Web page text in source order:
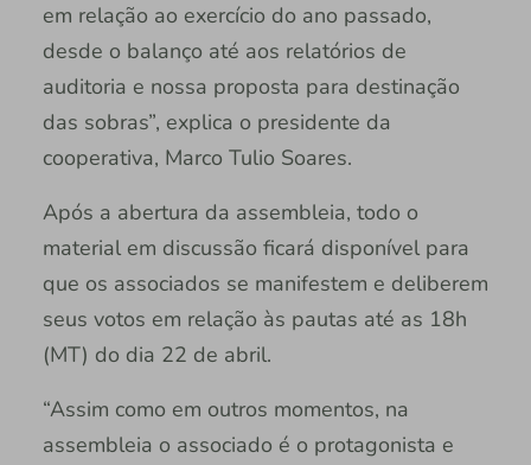
em relação ao exercício do ano passado,
desde o balanço até aos relatórios de
auditoria e nossa proposta para destinação
das sobras”, explica o presidente da
cooperativa, Marco Tulio Soares.
Após a abertura da assembleia, todo o
material em discussão ficará disponível para
que os associados se manifestem e deliberem
seus votos em relação às pautas até as 18h
(MT) do dia 22 de abril.
“Assim como em outros momentos, na
assembleia o associado é o protagonista e